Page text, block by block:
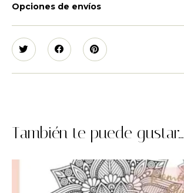
Opciones de envíos
También te puede gustar...